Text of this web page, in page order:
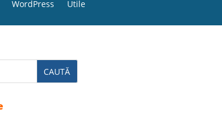
WordPress Utile